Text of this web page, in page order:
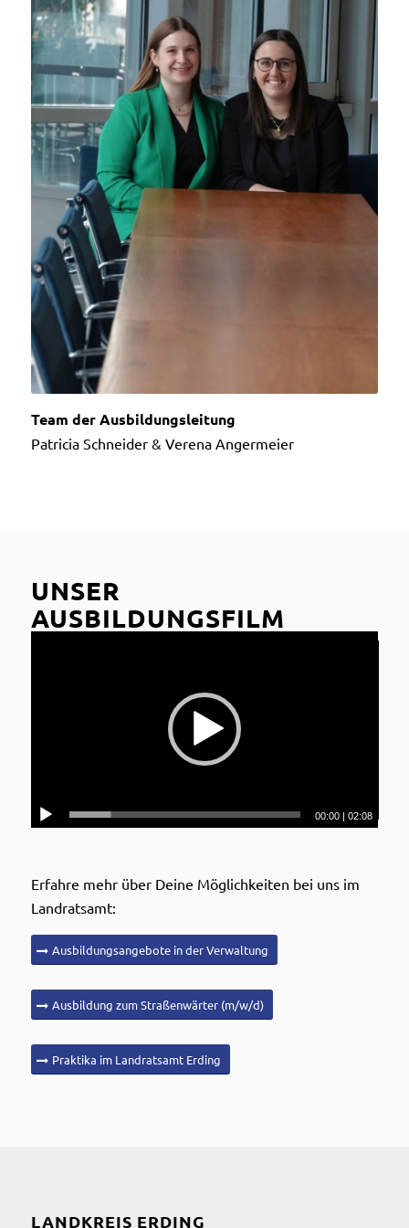
Team der Ausbildungsleitung
Patricia Schneider & Verena Angermeier
UNSER
AUSBILDUNGSFILM
00:00 |02:08
Erfahre mehr über Deine Möglichkeiten bei uns im
Landratsamt:
Ausbildungsangebote in der Verwaltung
Ausbildung zum Straßenwärter (m/w/d)
Praktika im Landratsamt Erding
LANDKREIS ERDING